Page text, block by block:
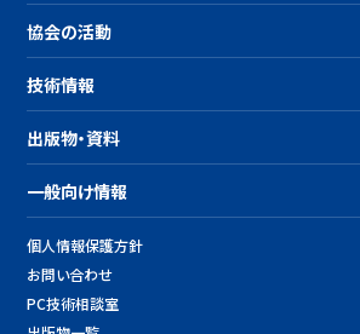
協会の活動
技術情報
出版物・資料
一般向け情報
個人情報保護方針
お問い合わせ
PC技術相談室